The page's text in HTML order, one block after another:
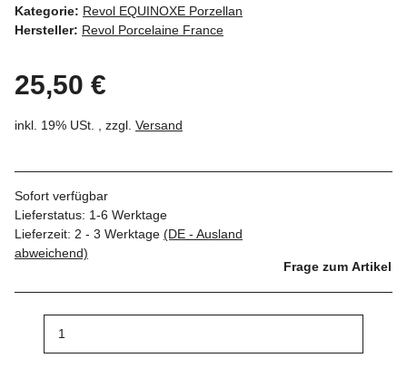
Kategorie: Revol EQUINOXE Porzellan
Hersteller: Revol Porcelaine France
25,50 €
inkl. 19% USt. , zzgl. Versand
Sofort verfügbar
Lieferstatus: 1-6 Werktage
Lieferzeit: 2 - 3 Werktage (DE - Ausland
abweichend)
Frage zum Artikel